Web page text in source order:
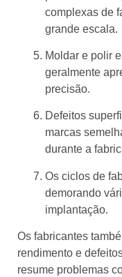
complexas de
grande escala.
Moldar e polir
geralmente
precisão.
Defeitos
marcas
durante a
Os ciclos de
demorando
implantação.
Os fabricantes
rendimento e
resume problemas